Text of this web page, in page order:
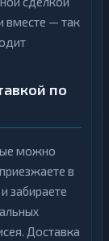
вместе — так
по
можно
в
забираете
Доставка